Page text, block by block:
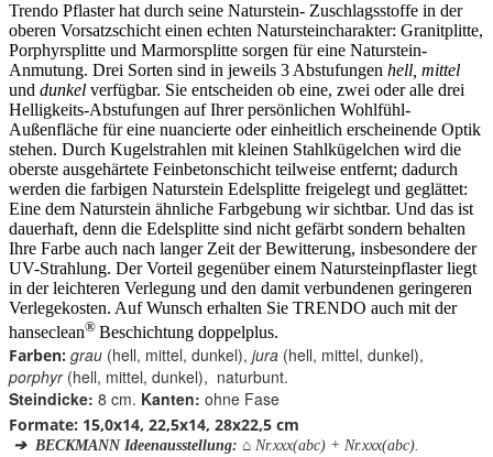
Trendo Pflaster hat durch seine Naturstein- Zuschlagsstoffe in der
oberen Vorsatzschicht einen echten Natursteincharakter: Granitplitte,
Porphyrsplitte und Marmorsplitte sorgen für eine Naturstein-
Anmutung. Drei Sorten sind in jeweils 3 Abstufungen hell, mittel
und dunkel verfügbar. Sie entscheiden ob eine, zwei oder alle drei
Helligkeits-Abstufungen auf Ihrer persönlichen Wohlfühl-
Außenfläche für eine nuancierte oder einheitlich erscheinende Optik
stehen. Durch Kugelstrahlen mit kleinen Stahlkügelchen wird die
oberste ausgehärtete Feinbetonschicht teilweise entfernt; dadurch
werden die farbigen Naturstein Edelsplitte freigelegt und geglättet:
Eine dem Naturstein ähnliche Farbgebung wir sichtbar. Und das ist
dauerhaft, denn die Edelsplitte sind nicht gefärbt sondern behalten
Ihre Farbe auch nach langer Zeit der Bewitterung, insbesondere der
UV-Strahlung. Der Vorteil gegenüber einem Natursteinpflaster liegt
in der leichteren Verlegung und den damit verbundenen geringeren
Verlegekosten. Auf Wunsch erhalten Sie TRENDO auch mit der
hanseclean® Beschichtung doppelplus.
Farben: grau (hell, mittel, dunkel), jura (hell, mittel, dunkel),
porphyr (hell, mittel, dunkel), naturbunt.
Steindicke: 8 cm. Kanten: ohne Fase
Formate: 15,0x14, 22,5x14, 28x22,5 cm
➔ BECKMANN Ideenausstellung: ⌂ Nr.xxx(abc) + Nr.xxx(abc).